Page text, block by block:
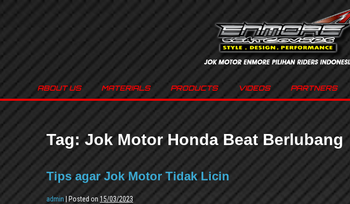
ABOUT US MATERIALS PRODUCTS VIDEOS PARTNERS
Tag: Jok Motor Honda Beat Berlubang
Tips agar Jok Motor Tidak Licin
admin Posted on 15/03/2023